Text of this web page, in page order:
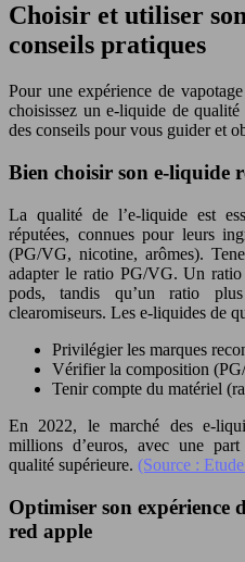
Choisir et utiliser
conseils pratiques
Pour une expérience de
choisissez un e-liquide de
des conseils pour vous guider et
Bien choisir son e-liquide
La qualité de l’e-liquide est
réputées, connues pour leurs
(PG/VG, nicotine, arômes).
adapter le ratio PG/VG. Un
pods, tandis qu’un ratio
clearomiseurs. Les e-liquides de
Privilégier les marques
Vérifier la composition
Tenir compte du matériel
En 2022, le marché des e-
millions d’euros, avec une
qualité supérieure. (Source :
Optimiser son expérience
red apple